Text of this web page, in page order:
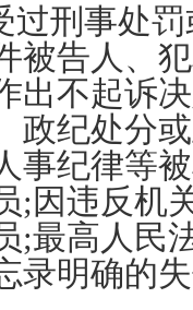
刑事处罚
被告人、
出不起诉
政纪处分
事纪律等
;因违反机
;最高人民
录明确的